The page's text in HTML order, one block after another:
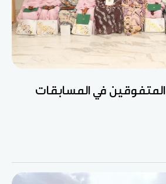
في المسابقات